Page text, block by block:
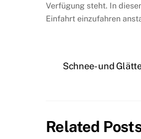
Verfügung steht. In
Einfahrt einzufahren
Schnee- und
Related